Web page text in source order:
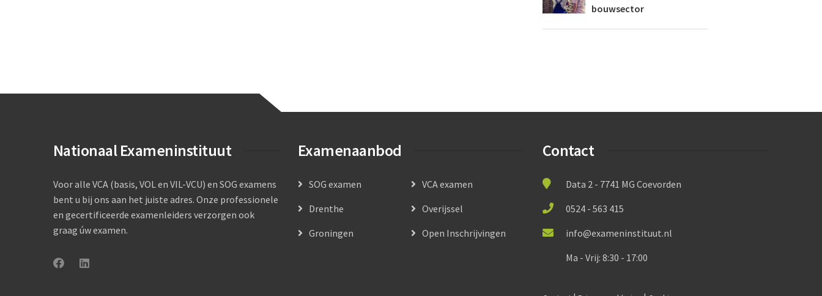
bouwsector
Nationaal Exameninstituut
Voor alle VCA (basis, VOL en VIL-VCU) en SOG examens
bent u bij ons aan het juiste adres. Onze professionele
en gecertificeerde examenleiders verzorgen ook
graag úw examen.
Examenaanbod
SOG examen
VCA examen
Drenthe
Overijssel
Groningen
Open Inschrijvingen
Contact
Data 2 - 7741 MG Coevorden
0524 - 563 415
info@exameninstituut.nl
Ma - Vrij: 8:30 - 17:00